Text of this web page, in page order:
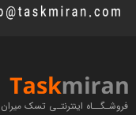
فروشـگــاه اینترنتـی تسک میران